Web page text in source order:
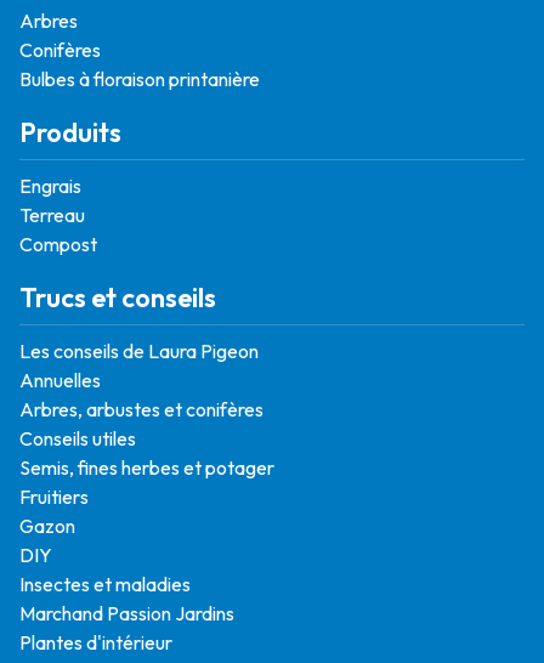
Arbres
Conifères
Bulbes à floraison printanière
Produits
Engrais
Terreau
Compost
Trucs et conseils
Les conseils de Laura Pigeon
Annuelles
Arbres, arbustes et conifères
Conseils utiles
Semis, fines herbes et potager
Fruitiers
Gazon
DIY
Insectes et maladies
Marchand Passion Jardins
Plantes d'intérieur